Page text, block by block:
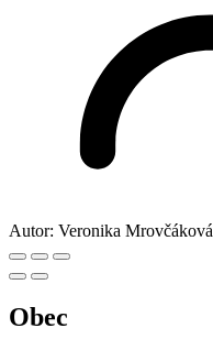
Autor: Veronika Mrovčáková
Obec